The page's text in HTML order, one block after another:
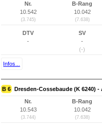
Nr.
10.542
(3.745)
B-Rang
10.042
(7.638)
DTV
-
SV
-
(-)
Infos...
B 6 Dresden-Cossebaude (K 6240)
Nr.
10.543
(3.744)
B-Rang
10.042
(7.638)